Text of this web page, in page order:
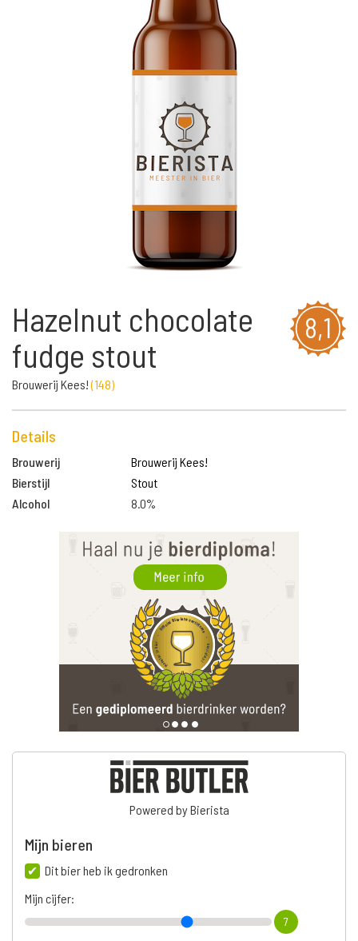
8,1
Hazelnut chocolate
fudge stout
Brouwerij Kees!(148)
Details
Brouwerij
Brouwerij Kees!
Bierstijl
Stout
Alcohol
8.0%
Powered by Bierista
Mijn bieren
Dit bier heb ik gedronken
Mijn cijfer:
7